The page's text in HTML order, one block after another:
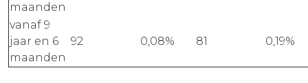
maanden
vanaf 9
jaar en 6
maanden
92 0,08% 81 0,19%